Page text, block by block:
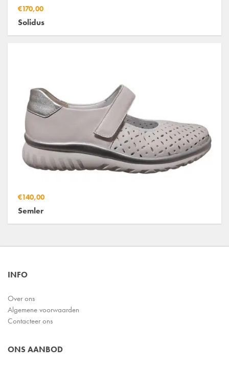
€170,00
Solidus
€140,00
Semler
INFO
Over ons
Algemene voorwaarden
Contacteer ons
ONS AANBOD